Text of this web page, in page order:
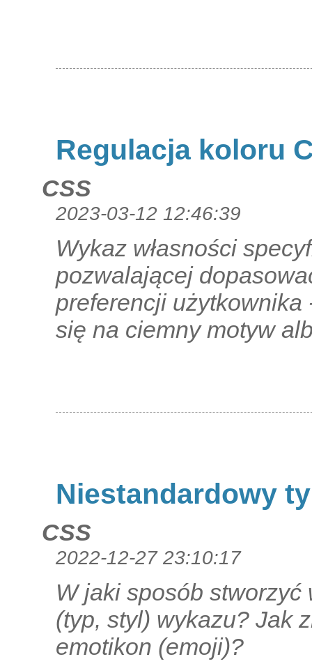
Regulacja koloru
CSS
2023-03-12 12:46:39
Wykaz własności
pozwalającej
preferencji użytkownika
się na ciemny motyw
Niestandardowy
CSS
2022-12-27 23:10:17
W jaki sposób stworzyć
(typ, styl) wykazu? Jak
emotikon (emoji)?